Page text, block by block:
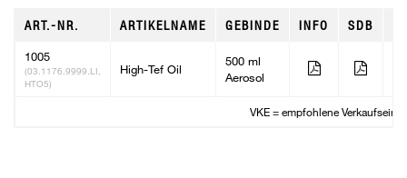
ART.-NR. ARTIKELNAME GEBINDE INFO SDB
1005
(03.1176.9999.LI,
HTO5)
High-Tef Oil
500 ml
Aerosol
VKE = empfohlene